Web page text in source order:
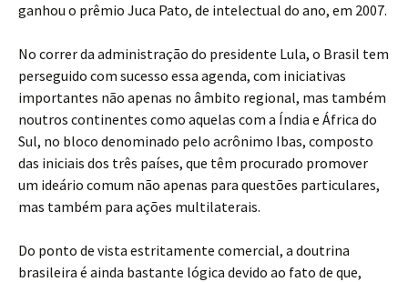
ganhou o prêmio Juca Pato, de intelectual do ano, em 2007.
No correr da administração do presidente Lula, o Brasil tem
perseguido com sucesso essa agenda, com iniciativas
importantes não apenas no âmbito regional, mas também
noutros continentes como aquelas com a Índia e África do
Sul, no bloco denominado pelo acrônimo Ibas, composto
das iniciais dos três países, que têm procurado promover
um ideário comum não apenas para questões particulares,
mas também para ações multilaterais.
Do ponto de vista estritamente comercial, a doutrina
brasileira é ainda bastante lógica devido ao fato de que,